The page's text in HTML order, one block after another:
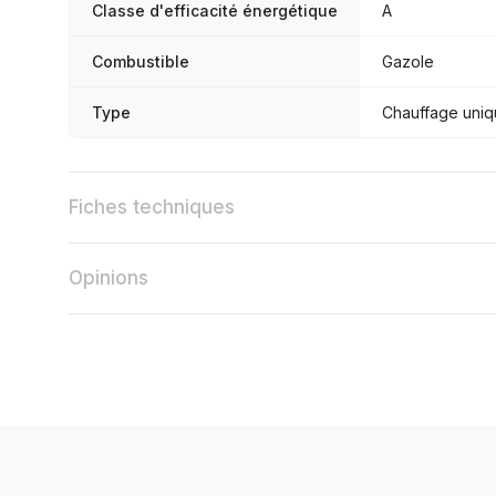
Classe d'efficacité énergétique A
Combustible Gazole
Type Chauffage
Fiches techniques
Opinions